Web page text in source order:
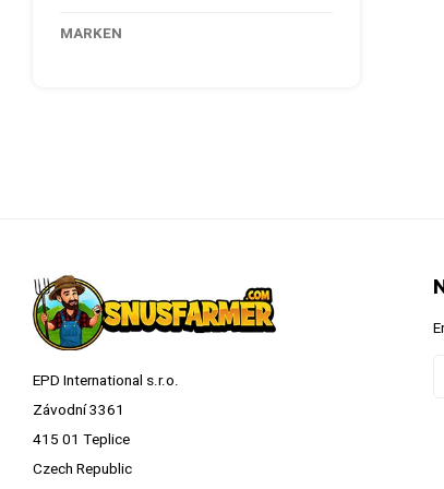
MARKEN
EPD International s.r.o.
Závodní 3361
415 01 Teplice
Czech Republic